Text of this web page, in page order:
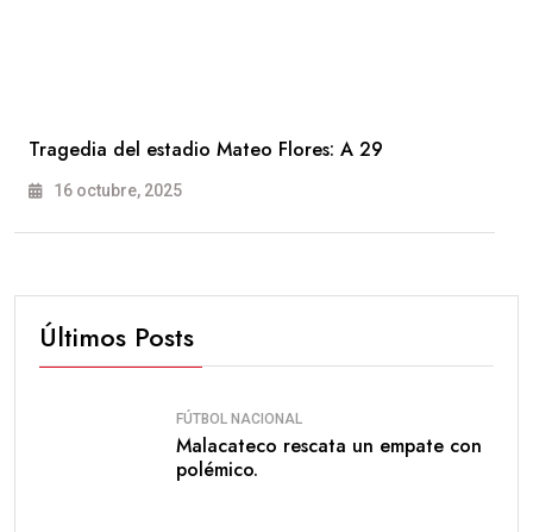
Tragedia del estadio Mateo Flores: A 29
16 octubre, 2025
Últimos Posts
FÚTBOL NACIONAL
Malacateco rescata un empate con
polémico.